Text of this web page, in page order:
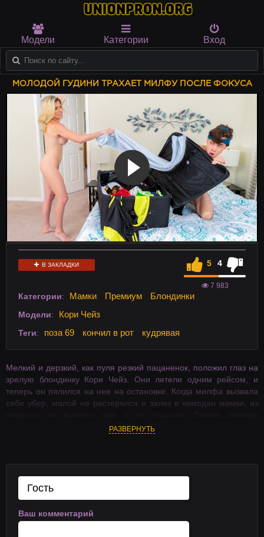
Модели Категории Вход
МОЛОДОЙ ГУДИНИ ТРАХАЕТ МИЛФУ ПОСЛЕ ФОКУСА
В ЗАКЛАДКИ 5 4
7 983
Категории: Мамки Премиум Блондинки
Модели: Кори Чейз
Теги: поза 69 кончил в рот кудрявая
Мелкий и дерзкий, как пуля резкий пацаненок, положил глаз на
зрелую блондинку Кори Чейз. Они летели одним рейсом, и
теперь он пялился на нее на остановке. Когда милфа вызвала
себе убер, малой не растерялся и залез в чемодан мамки, из
РАЗВЕРНУТЬ
Ваш комментарий